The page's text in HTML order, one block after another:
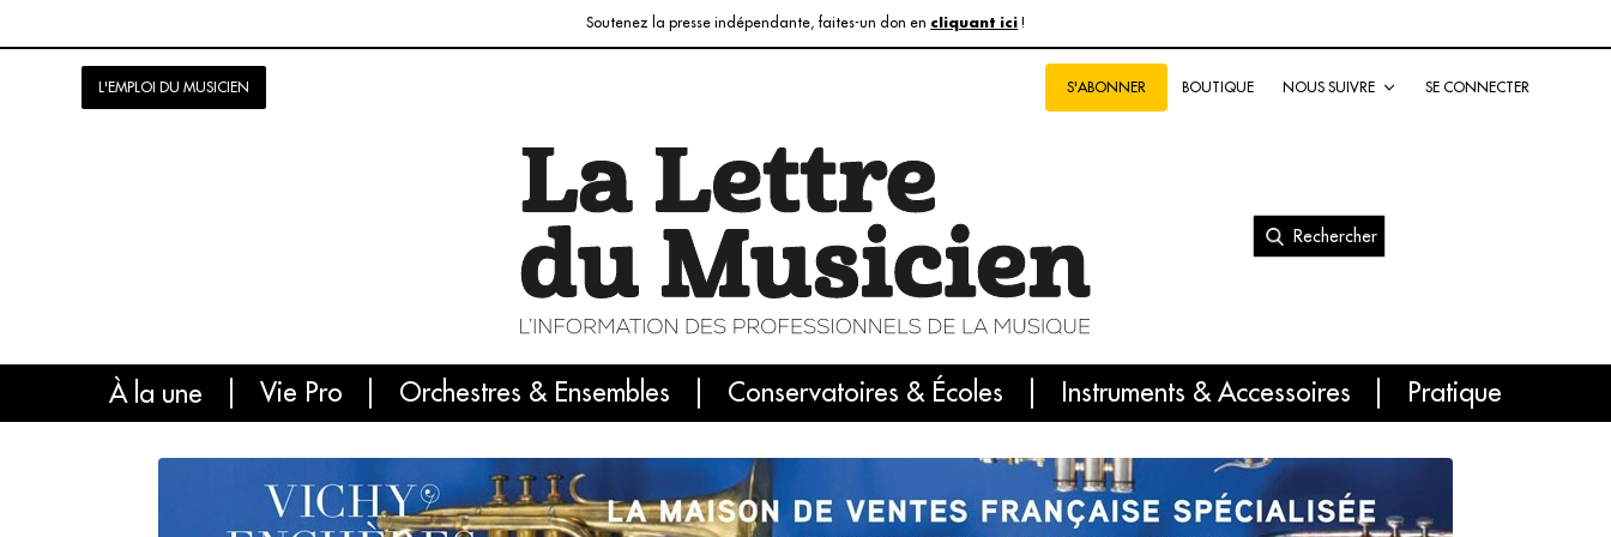
Soutenez la presse indépendante, faites-un don en cliquant ici !
L'EMPLOI DU MUSICIEN S'ABONNER BOUTIQUE NOUS SUIVRE SE CONNECTER
Rechercher
À la une Vie Pro Orchestres & Ensembles Conservatoires & Écoles Instruments & Accessoires Pratique
L'info du jour Le numéro du mois International